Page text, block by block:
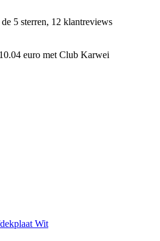
5 sterren, 12 klantreviews
euro met Club Karwei
Wit